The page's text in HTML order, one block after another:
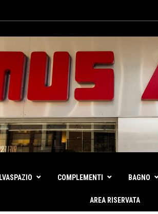
COMPLEMENTI BAGNO
AREA RISERVATA